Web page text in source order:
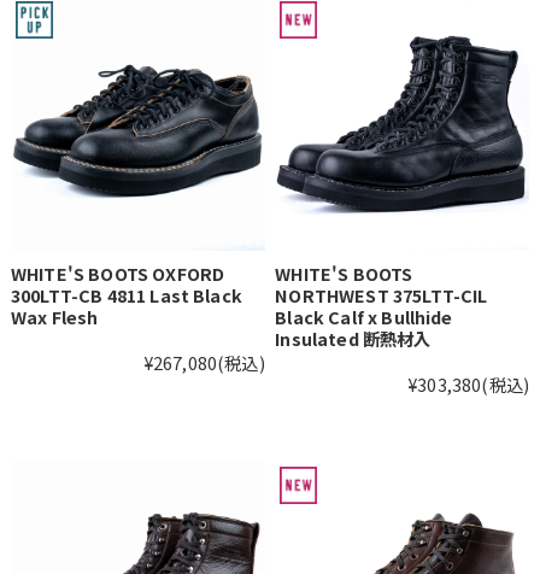
WHITE'S BOOTS OXFORD
300LTT-CB 4811 Last Black
Wax Flesh
¥267,080(税込)
WHITE'S BOOTS
NORTHWEST 375LTT-CIL
Black Calf x Bullhide
Insulated 断熱材入
¥303,380(税込)